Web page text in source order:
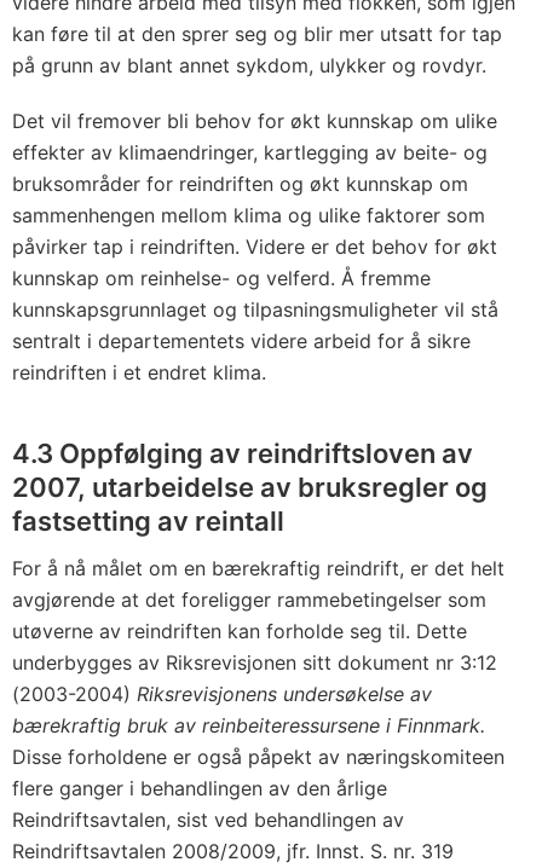
kan føre til at den sprer seg og blir mer utsatt for tap
på grunn av blant annet sykdom, ulykker og rovdyr.
Det vil fremover bli behov for økt kunnskap om ulike
effekter av klimaendringer, kartlegging av beite- og
bruksområder for reindriften og økt kunnskap om
sammenhengen mellom klima og ulike faktorer som
påvirker tap i reindriften. Videre er det behov for økt
kunnskap om reinhelse- og velferd. Å fremme
kunnskapsgrunnlaget og tilpasningsmuligheter vil stå
sentralt i departementets videre arbeid for å sikre
reindriften i et endret klima.
4.3 Oppfølging av reindriftsloven av
2007, utarbeidelse av bruksregler og
fast­setting av reintall
For å nå målet om en bærekraftig reindrift, er det helt
avgjørende at det foreligger rammebetingelser som
utøverne av reindriften kan forholde seg til. Dette
underbygges av Riksrevisjonen sitt dokument nr 3:12
(2003-2004) Riksrevisjonens undersøkelse av
bærekraftig bruk av reinbeiteressursene i Finnmark.
Disse forholdene er også påpekt av næringskomiteen
flere ganger i behandlingen av den årlige
Reindriftsavtalen, sist ved behandlingen av
Reindriftsavtalen 2008/2009, jfr. Innst. S. nr. 319